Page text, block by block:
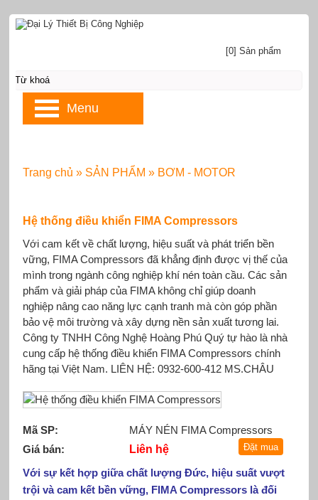
Hệ thống điều khiển FIMA Compressors
Với cam kết về chất lượng, hiệu suất và phát triển bền
vững, FIMA Compressors đã khẳng định được vị thế của
mình trong ngành công nghiệp khí nén toàn cầu. Các sản
phẩm và giải pháp của FIMA không chỉ giúp doanh
nghiệp nâng cao năng lực cạnh tranh mà còn góp phần
bảo vệ môi trường và xây dựng nền sản xuất tương lai.
Công ty TNHH Công Nghệ Hoàng Phú Quý tự hào là nhà
cung cấp hệ thống điều khiển FIMA Compressors chính
hãng tại Việt Nam. LIÊN HỆ: 0932-600-412 MS.CHÂU
Mã SP:
MÁY NÉN FIMA Compressors
Giá bán:
Liên hệ
Với sự kết hợp giữa chất lượng Đức, hiệu suất vượt
trội và cam kết bền vững, FIMA Compressors là đối
Trang chủ » SẢN PHẨM » BƠM - MOTOR
[0] Sản phẩm
Menu